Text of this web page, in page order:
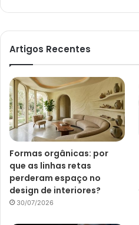
Artigos Recentes
Formas orgânicas: por
que as linhas retas
perderam espaço no
design de interiores?
30/07/2026